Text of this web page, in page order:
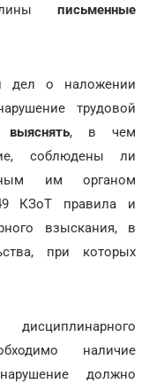
письменные
дел о наложении
трудовой
выяснять, в чем
соблюдены ли
им органом
КЗоТ правила и
взыскания, в
при которых
наличие
должно